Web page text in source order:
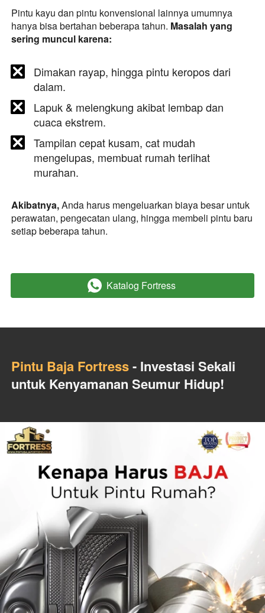
Pintu kayu dan pintu konvensional lainnya umumnya
hanya bisa bertahan beberapa tahun. Masalah yang
sering muncul karena:
Dimakan rayap, hingga pintu keropos dari
dalam.
Lapuk & melengkung akibat lembap dan
cuaca ekstrem.
Tampilan cepat kusam, cat mudah
mengelupas, membuat rumah terlihat
murahan.
Akibatnya, Anda harus mengeluarkan biaya besar untuk
perawatan, pengecatan ulang, hingga membeli pintu baru
setiap beberapa tahun.
` Katalog Fortress
Pintu Baja Fortress - Investasi Sekali
untuk Kenyamanan Seumur Hidup!